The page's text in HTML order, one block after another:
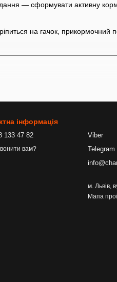
— сформувати активну
на гачок, прикормочний
і характер роботи
інформація
133 47 82
вам?
Viber
Telegram
м. Львів,
Мапа